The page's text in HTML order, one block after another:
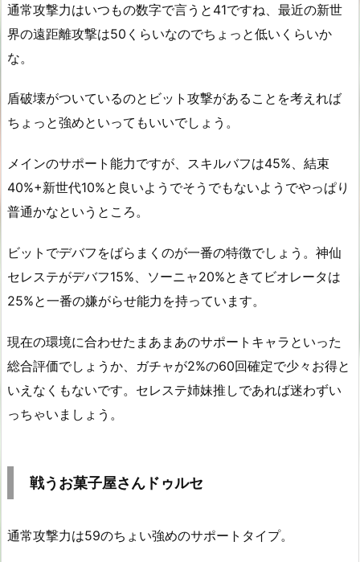
通常攻撃力はいつもの数字で言うと41ですね、最近の新世
界の遠距離攻撃は50くらいなのでちょっと低いくらいか
な。
盾破壊がついているのとビット攻撃があることを考えれば
ちょっと強めといってもいいでしょう。
メインのサポート能力ですが、スキルバフは45%、結束
40%+新世代10%と良いようでそうでもないようでやっぱり
普通かなというところ。
ビットでデバフをばらまくのが一番の特徴でしょう。神仙
セレステがデバフ15%、ソーニャ20%ときてビオレータは
25%と一番の嫌がらせ能力を持っています。
現在の環境に合わせたまあまあのサポートキャラといった
総合評価でしょうか、ガチャが2%の60回確定で少々お得と
いえなくもないです。セレステ姉妹推しであれば迷わずい
っちゃいましょう。
戦うお菓子屋さんドゥルセ
通常攻撃力は59のちょい強めのサポートタイプ。